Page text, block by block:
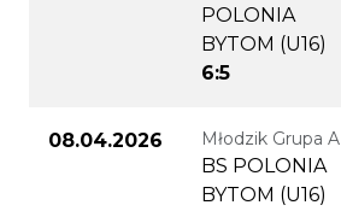
POLONIA
BYTOM (U16)
6:5
08.04.2026 Młodzik Grupa A
BS POLONIA
BYTOM (U16)